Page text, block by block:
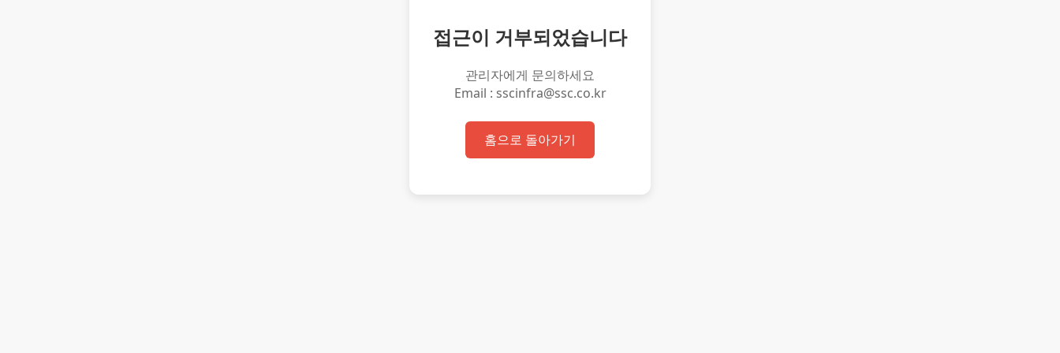
접근이 거부되었습니다
관리자에게 문의하세요
Email : sscinfra@ssc.co.kr
홈으로 돌아가기